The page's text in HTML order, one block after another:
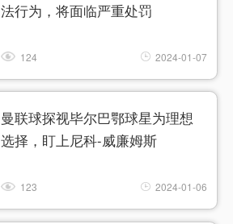
法行为，将面临严重处罚
124 2024-01-07
曼联球探视毕尔巴鄂球星为理想
选择，盯上尼科-威廉姆斯
123 2024-01-06